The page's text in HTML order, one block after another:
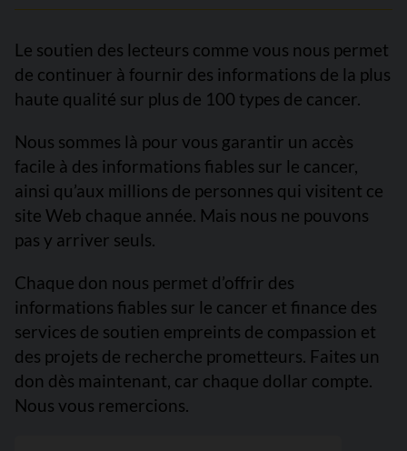
Le soutien des lecteurs comme vous nous permet
de continuer à fournir des informations de la plus
haute qualité sur plus de 100 types de cancer.
Nous sommes là pour vous garantir un accès
facile à des informations fiables sur le cancer,
ainsi qu’aux millions de personnes qui visitent ce
site Web chaque année. Mais nous ne pouvons
pas y arriver seuls.
Chaque don nous permet d’offrir des
informations fiables sur le cancer et finance des
services de soutien empreints de compassion et
des projets de recherche prometteurs. Faites un
don dès maintenant, car chaque dollar compte.
Nous vous remercions.